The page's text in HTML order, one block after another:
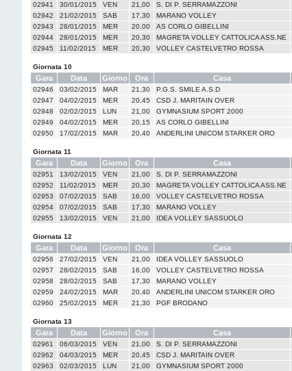
02941 30/01/2015 VEN 21,00 S. DI P. SERRAMAZZONI
02942 21/02/2015 SAB 17,30 MARANO VOLLEY
02943 28/01/2015 MER 20,00 AS CORLO GIBELLINI
02944 28/01/2015 MER 20,30 MAGRETA VOLLEY CATTOLICA ASS.NE
02945 11/02/2015 MER 20,30 VOLLEY CASTELVETRO ROSSA
Giornata 10
Gara Data Giorno Ora Casa
02946 03/02/2015 MAR 21,30 P.G.S. SMILE A.S.D
02947 04/02/2015 MER 20,45 CSD J. MARITAIN OVER
02948 02/02/2015 LUN 21,00 GYMNASIUM SPORT 2000
02949 04/02/2015 MER 20,15 AS CORLO GIBELLINI
02950 17/02/2015 MAR 20,40 ANDERLINI UNICOM STARKER ORO
Giornata 11
Gara Data Giorno Ora Casa
02951 13/02/2015 VEN 21,00 S. DI P. SERRAMAZZONI
02952 11/02/2015 MER 20,30 MAGRETA VOLLEY CATTOLICA ASS.NE
02953 07/02/2015 SAB 16,00 VOLLEY CASTELVETRO ROSSA
02954 07/02/2015 SAB 17,30 MARANO VOLLEY
02955 13/02/2015 VEN 21,00 IDEA VOLLEY SASSUOLO
Giornata 12
Gara Data Giorno Ora Casa
02956 27/02/2015 VEN 21,00 IDEA VOLLEY SASSUOLO
02957 28/02/2015 SAB 16,00 VOLLEY CASTELVETRO ROSSA
02958 28/02/2015 SAB 17,30 MARANO VOLLEY
02959 24/02/2015 MAR 20,40 ANDERLINI UNICOM STARKER ORO
02960 25/02/2015 MER 21,30 PGF BRODANO
Giornata 13
Gara Data Giorno Ora Casa
02961 06/03/2015 VEN 21,00 S. DI P. SERRAMAZZONI
02962 04/03/2015 MER 20,45 CSD J. MARITAIN OVER
02963 02/03/2015 LUN 21,00 GYMNASIUM SPORT 2000